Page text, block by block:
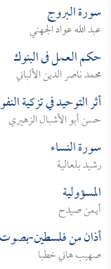
سورة البروج
عبد الله عواد الجهني
حكم العمل فى البنوك
محمد ناصر الدين الألباني
أثر التوحيد في تزكية
حسن أبو الأشبال الزهيري
سورة النساء
رشيد بلعالية
المسؤولية
أيمن صيدح
أذان من فلسطين-
صهيب هاني خطبا